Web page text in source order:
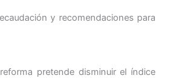
y recomendaciones para
pretende disminuir el índice